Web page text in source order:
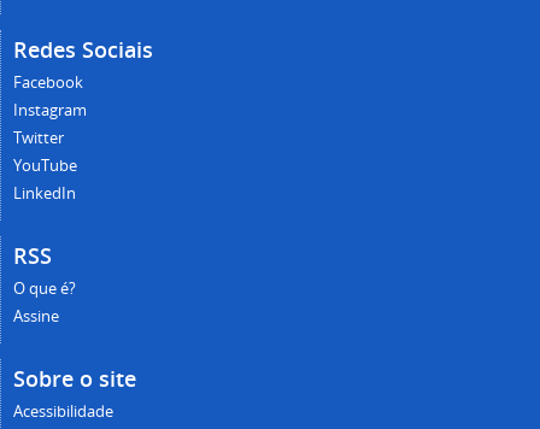
Redes Sociais
Facebook
Instagram
Twitter
YouTube
LinkedIn
RSS
O que é?
Assine
Sobre o site
Acessibilidade